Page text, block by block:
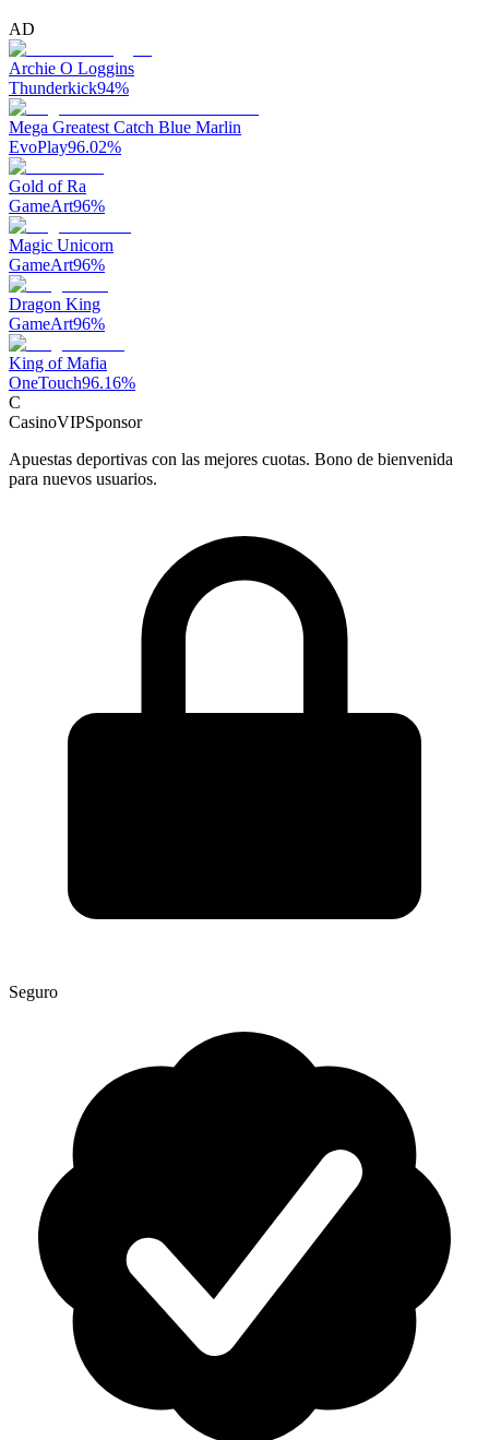
AD
Archie O Loggins
Thunderkick94%
Mega Greatest Catch Blue Marlin
EvoPlay96.02%
Gold of Ra
GameArt96%
Magic Unicorn
GameArt96%
Dragon King
GameArt96%
King of Mafia
OneTouch96.16%
C
CasinoVIPSponsor
Apuestas deportivas con las mejores cuotas. Bono de bienvenida
para nuevos usuarios.
Seguro